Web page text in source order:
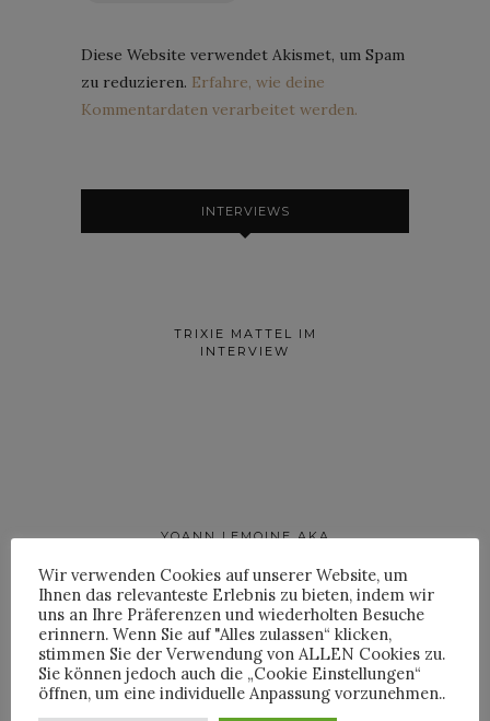
Diese Website verwendet Akismet, um Spam
zu reduzieren. Erfahre, wie deine
Kommentardaten verarbeitet werden.
INTERVIEWS
TRIXIE MATTEL IM
INTERVIEW
YOANN LEMOINE AKA
Wir verwenden Cookies auf unserer Website, um
Ihnen das relevanteste Erlebnis zu bieten, indem wir
uns an Ihre Präferenzen und wiederholten Besuche
erinnern. Wenn Sie auf "Alles zulassen“ klicken,
stimmen Sie der Verwendung von ALLEN Cookies zu.
Sie können jedoch auch die „Cookie Einstellungen“
öffnen, um eine individuelle Anpassung vorzunehmen..